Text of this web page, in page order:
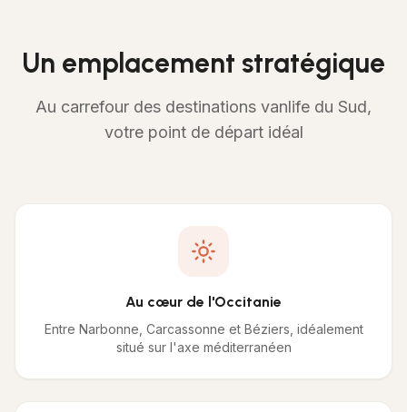
Un emplacement stratégique
Au carrefour des destinations vanlife du Sud,
votre point de départ idéal
Au cœur de l'Occitanie
Entre Narbonne, Carcassonne et Béziers, idéalement
situé sur l'axe méditerranéen